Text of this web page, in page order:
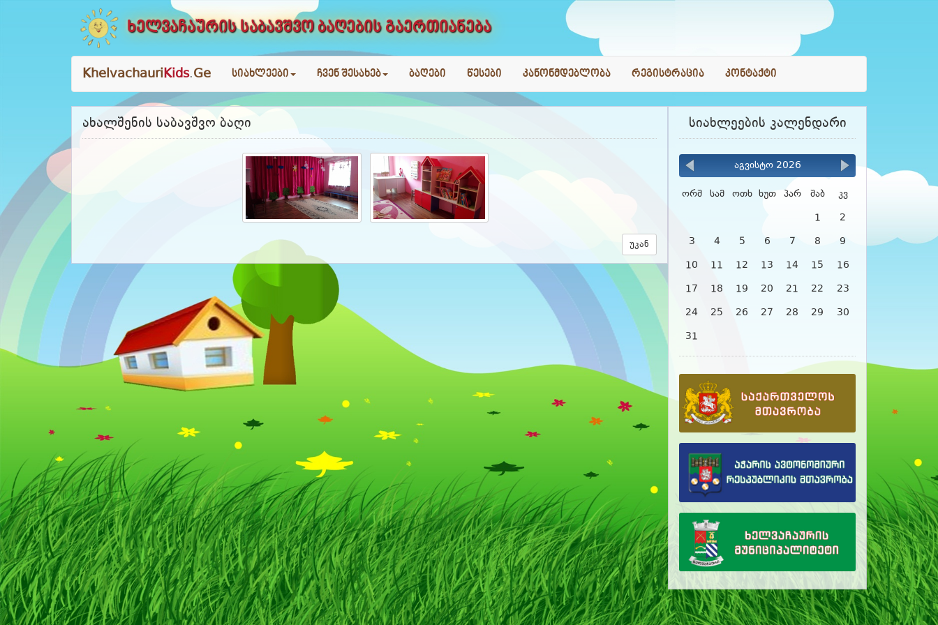
ხელვაჩაურის საბავშვო ბაღების გაერთიანება
Khelvachauri Kids.Ge სიახლეები ჩვენ შესახებ ბაღები წესები კანონმდებლობა რეგისტრაცია კონტაქტი
ახალშენის საბავშვო ბაღი
უკან
სიახლეების კალენდარი
აგვისტო 2026
ორშ სამ ოთხ ხუთ პარ შაბ კვ
1 2
3 4 5 6 7 8 9
10 11 12 13 14 15 16
17 18 19 20 21 22 23
24 25 26 27 28 29 30
31